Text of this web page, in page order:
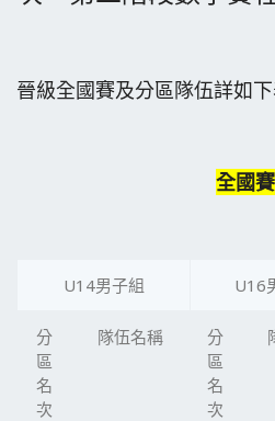
晉級全國賽及分區隊伍詳如下
全國賽
U14男子組 U16
分
區
名
次
隊伍名稱
分
區
名
次